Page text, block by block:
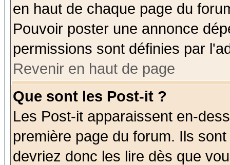
en haut de chaque page du
Pouvoir poster une annonce
permissions sont définies par
Revenir en haut de page
Que sont les Post-it ?
Les Post-it apparaissent en-
première page du forum. Ils
devriez donc les lire dès que